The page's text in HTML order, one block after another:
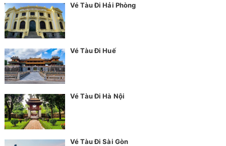
Vé Tàu Đi Hải Phòng
Vé Tàu Đi Huế
Vé Tàu Đi Hà Nội
Vé Tàu Đi Sài Gòn